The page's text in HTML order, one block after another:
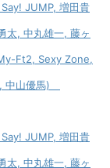
JUMP, 増田貴
太, 中丸雄一, 藤ヶ
Ft2, Sexy Zone,
中山優馬)
JUMP, 増田貴
太, 中丸雄一, 藤ヶ